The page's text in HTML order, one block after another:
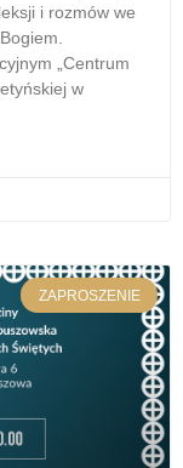
i rozmów we
„Centrum
w
ZAPROSZENIE